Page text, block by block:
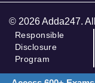
© 2026 Adda247.
Responsible
Disclosure
Program